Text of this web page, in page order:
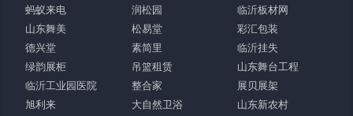
蚂蚁来电
润松园
临沂板材网
山东舞美
松易堂
彩汇包装
德兴堂
素简里
临沂挂失
绿韵展柜
吊篮租赁
山东舞台工程
临沂工业园医院
整合家
展贝展架
旭利来
大自然卫浴
山东新农村